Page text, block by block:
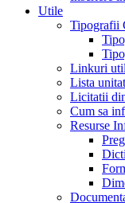
Utile
Tipografii
Linkuri
Lista
Licitatii
Cum sa
Resurse